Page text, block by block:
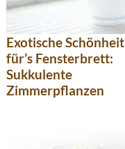
Exotische Schönheit
für’s Fensterbrett:
Sukkulente
Zimmerpflanzen